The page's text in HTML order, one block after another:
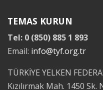
TEMAS KURUN
Tel: 0 (850) 885 1 893
Email: info@tyf.org.tr
TÜRKİYE YELKEN
Kızılırmak Mah. 1450 Sk.